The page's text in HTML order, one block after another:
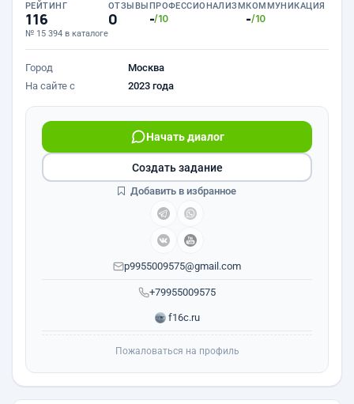
РЕЙТИНГ
116
№ 15 394 в каталоге
ОТЗЫВЫ
0
ПРОФЕССИОНАЛИЗМ
-/10
КОММУНИКАЦИЯ
-/10
Город
Москва
На сайте с
2023 года
+79955009575
Начать диалог
p9955009575@gmail.com
f16c.ru
Создать задание
Добавить в избранное
Пожаловаться на профиль